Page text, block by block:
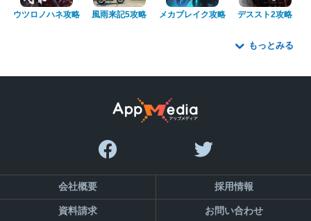
ウツロノハネ攻略 風雨来記5攻略 メカブレイク攻略 デススト2攻略
もっとみる
会社概要 採用情報
資料請求 お問い合わせ